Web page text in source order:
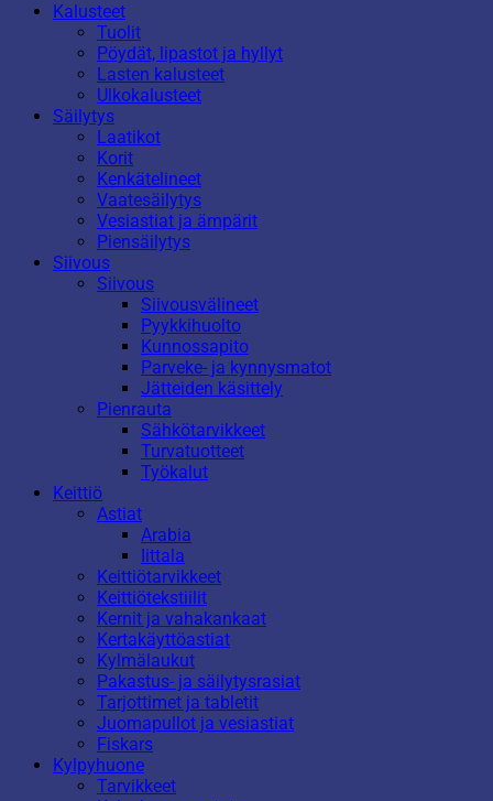
Kalusteet
Tuolit
Pöydät, lipastot ja hyllyt
Lasten kalusteet
Ulkokalusteet
Säilytys
Laatikot
Korit
Kenkätelineet
Vaatesäilytys
Vesiastiat ja ämpärit
Piensäilytys
Siivous
Siivous
Siivousvälineet
Pyykkihuolto
Kunnossapito
Parveke- ja kynnysmatot
Jätteiden käsittely
Pienrauta
Sähkötarvikkeet
Turvatuotteet
Työkalut
Keittiö
Astiat
Arabia
Iittala
Keittiötarvikkeet
Keittiötekstiilit
Kernit ja vahakankaat
Kertakäyttöastiat
Kylmälaukut
Pakastus- ja säilytysrasiat
Tarjottimet ja tabletit
Juomapullot ja vesiastiat
Fiskars
Kylpyhuone
Tarvikkeet